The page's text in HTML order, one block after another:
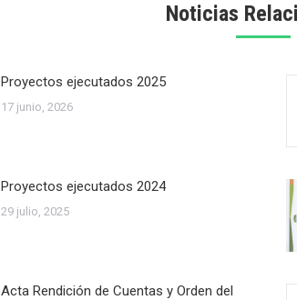
Noticias
Proyectos ejecutados 2025
17 junio, 2026
Proyectos ejecutados 2024
29 julio, 2025
Acta Rendición de Cuentas y Orden del